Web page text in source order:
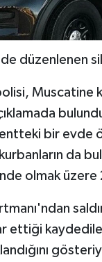
düzenlenen
Muscatine
bir
da
olmak üzere
ettiği